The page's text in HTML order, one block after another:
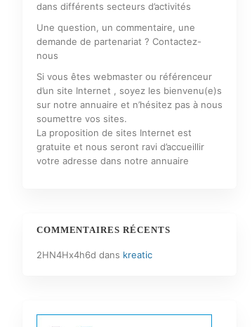
dans différents secteurs d’activités
Une question, un commentaire, une
demande de partenariat ? Contactez-
nous
Si vous êtes webmaster ou référenceur
d’un site Internet , soyez les bienvenu(e)s
sur notre annuaire et n’hésitez pas à nous
soumettre vos sites.
La proposition de sites Internet est
gratuite et nous seront ravi d’accueillir
votre adresse dans notre annuaire
COMMENTAIRES RÉCENTS
2HN4Hx4h6d dans kreatic